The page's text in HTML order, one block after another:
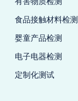
食品接触材料检测
婴童产品检测
电子电器检测
定制化测试